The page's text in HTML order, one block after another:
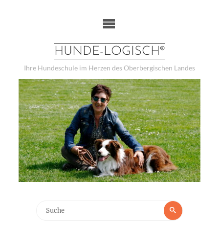
HUNDE-LOGISCH®
Ihre Hundeschule im Herzen des Oberbergischen Landes
Suche